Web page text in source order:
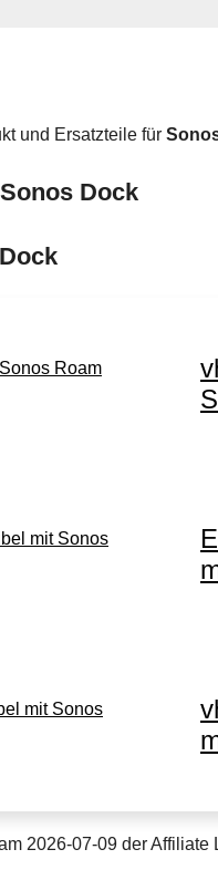
und Ersatzteile für
Dock
2026-07-09 der